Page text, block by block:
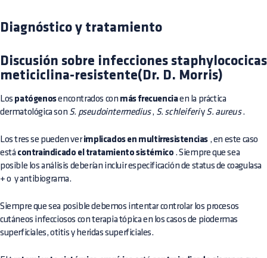
Diagnóstico y tratamiento
Discusión sobre infecciones staphylococicas
meticiclina-resistente(Dr. D. Morris)
Los patógenosencontrados con más frecuenciaen la práctica
dermatológica son S. pseudointermedius, S. schleiferiy S. aureus.
Los tres se pueden verimplicados en multirresistencias , en este caso
está contraindicado el tratamiento sistémico . Siempre que sea
posible los análisis deberían incluir especificación de status de coagulasa
+ o  y antibiograma.
Siempre que sea posible debemos intentar controlar los procesos
cutáneos infecciosos con terapia tópica en los casos de piodermas
superficiales, otitis y heridas superficiales.